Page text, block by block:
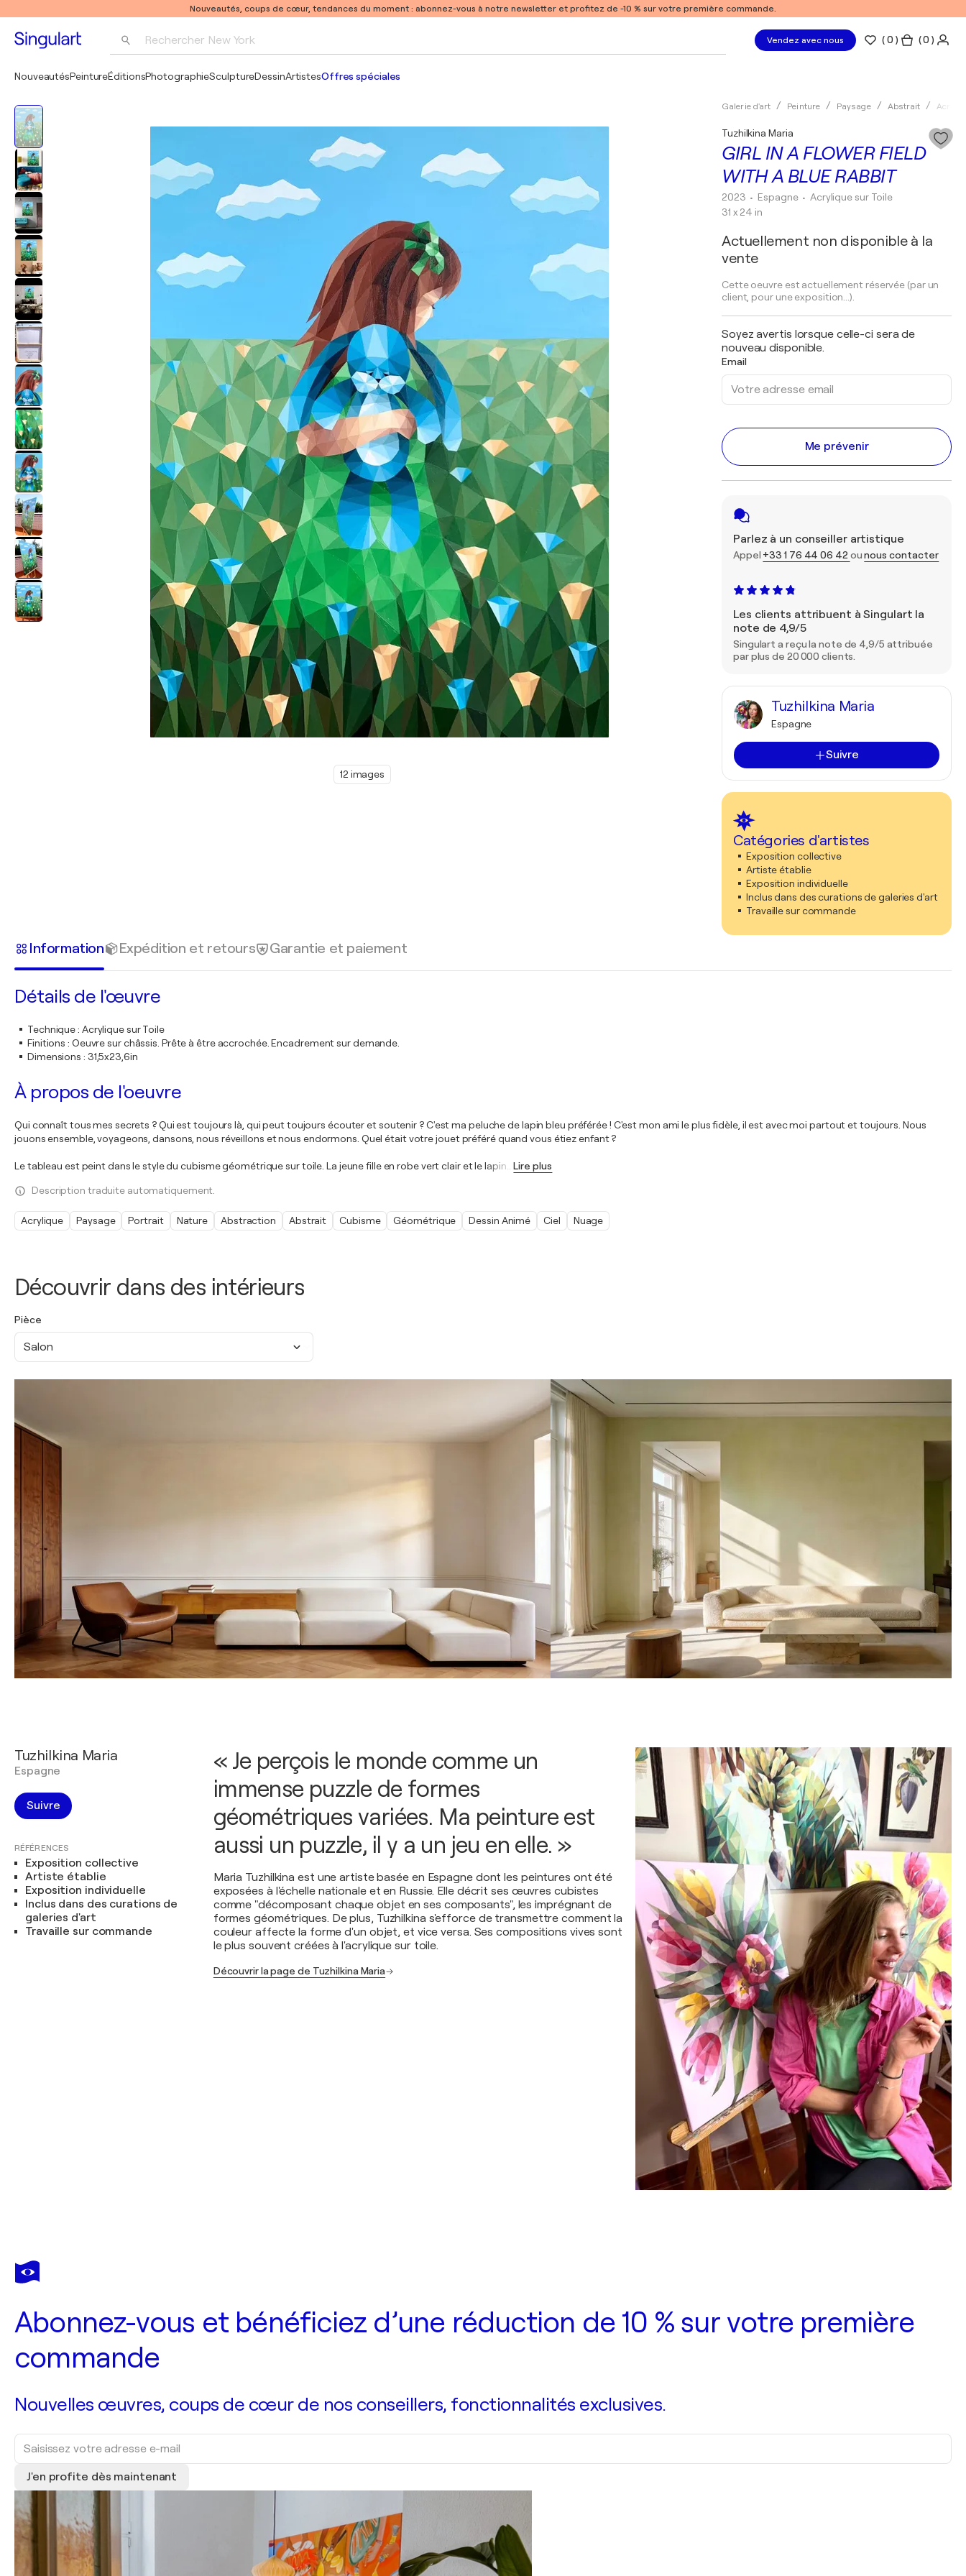
Nouveautés, coups de cœur, tendances du moment : abonnez-vous à notre newsletter et profitez de -10 % sur votre première commande.
Rechercher New York
Pablo Picasso
Vendez avec nous (0 ) ( 0 )
NouveautésPeintureÉditionsPhotographieSculptureDessinArtistesOffres spéciales
12 images
Galerie d'art Peinture Paysage Abstrait
GIRL IN A FLOWER FIELD
WITH A BLUE RABBIT
Tuzhilkina Maria
2023 • Espagne • Acrylique sur Toile
31 x 24 in
Actuellement non disponible à la
vente
Cette oeuvre est actuellement réservée (par un
client, pour une exposition...).
Soyez avertis lorsque celle-ci sera de
nouveau disponible.
Email
Me prévenir
Parlez à un conseiller artistique
Appel +33 1 76 44 06 42 ounous contacter
Les clients attribuent à Singulart la
note de 4,9/5
Singulart a reçu la note de 4,9/5 attribuée
par plus de 20 000 clients.
Tuzhilkina Maria
Espagne
Suivre
Catégories d'artistes
Exposition collective
Artiste établie
Exposition individuelle
Inclus dans des curations de galeries d'art
Travaille sur commande
Découvrir dans des intérieurs
Pièce
Salon
Information Expédition et retours Garantie et paiement
Détails de l'œuvre
Technique: Acrylique sur Toile
Finitions : Oeuvre sur châssis. Prête à être accrochée. Encadrement sur demande.
Dimensions : 31,5x23,6in
À propos de l'oeuvre
Qui connaît tous mes secrets ? Qui est toujours là, qui peut toujours écouter et soutenir ? C'est ma peluche de lapin bleu préférée ! C'est mon ami le plus fidèle, il est avec moi partout et toujours. Nous
jouons ensemble, voyageons, dansons, nous réveillons et nous endormons. Quel était votre jouet préféré quand vous étiez enfant ?
Le tableau est peint dans le style du cubisme géométrique sur toile. La jeune fille en robe vert clair et le lapin Lire plus
Description traduite automatiquement.
Acrylique Paysage Portrait Nature Abstraction Abstrait Cubisme Géométrique Dessin Animé Ciel Nuage
Tuzhilkina Maria
Espagne
Suivre
RÉFÉRENCES
Exposition collective
Artiste établie
Exposition individuelle
Inclus dans des curations de
galeries d'art
Travaille sur commande
« Je perçois le monde comme un
immense puzzle de formes
géométriques variées. Ma peinture est
aussi un puzzle, il y a un jeu en elle. »
Maria Tuzhilkina est une artiste basée en Espagne dont les peintures ont été
exposées à l'échelle nationale et en Russie. Elle décrit ses œuvres cubistes
comme "décomposant chaque objet en ses composants", les imprégnant de
formes géométriques. De plus, Tuzhilkina s'efforce de transmettre comment la
couleur affecte la forme d'un objet, et vice versa. Ses compositions vives sont
le plus souvent créées à l'acrylique sur toile.
Découvrir la page de Tuzhilkina Maria
Abonnez-vous et bénéficiez d’une réduction de 10 % sur votre première
commande
Nouvelles œuvres, coups de cœur de nos conseillers, fonctionnalités exclusives.
J'en profite dès maintenant